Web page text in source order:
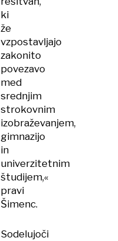
ki
že
vzpostavljajo
zakonito
povezavo
med
srednjim
strokovnim
izobraževanjem,
gimnazijo
in
univerzitetnim
študijem,«
pravi
Šimenc.
Sodelujoči